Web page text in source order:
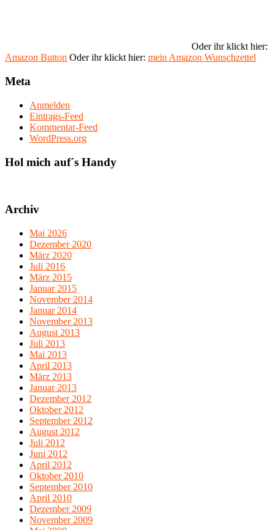
Oder ihr klickt hier:
Amazon Button Oder ihr klickt hier: mein Amazon Wunschzettel
Meta
Anmelden
Eintrags-Feed
Kommentar-Feed
WordPress.org
Hol mich auf´s Handy
Archiv
Mai 2026
Dezember 2020
März 2020
Juli 2016
März 2015
Januar 2015
November 2014
Januar 2014
November 2013
August 2013
Juli 2013
Mai 2013
April 2013
März 2013
Januar 2013
Dezember 2012
Oktober 2012
September 2012
August 2012
Juli 2012
Juni 2012
April 2012
Oktober 2010
September 2010
April 2010
Dezember 2009
November 2009